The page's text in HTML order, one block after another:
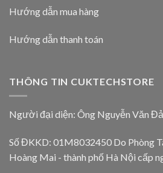
Hướng dẫn mua hàng
Hướng dẫn thanh toán
THÔNG TIN CUKTECHSTORE
Người đại diện: Ông Nguyễn Văn
Số ĐKKD: 01M8032450 Do Phòng
Hoàng Mai - thành phố Hà Nội cấp